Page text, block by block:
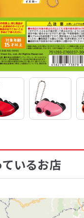
いるお店